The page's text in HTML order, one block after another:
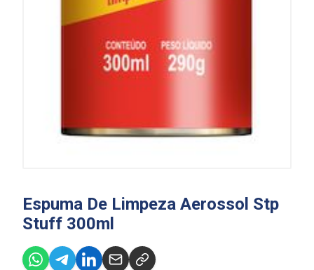
Espuma De Limpeza Aerossol Stp
Stuff 300ml